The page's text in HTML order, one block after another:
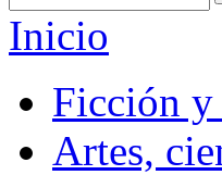
Inicio
Ficción y
Artes,